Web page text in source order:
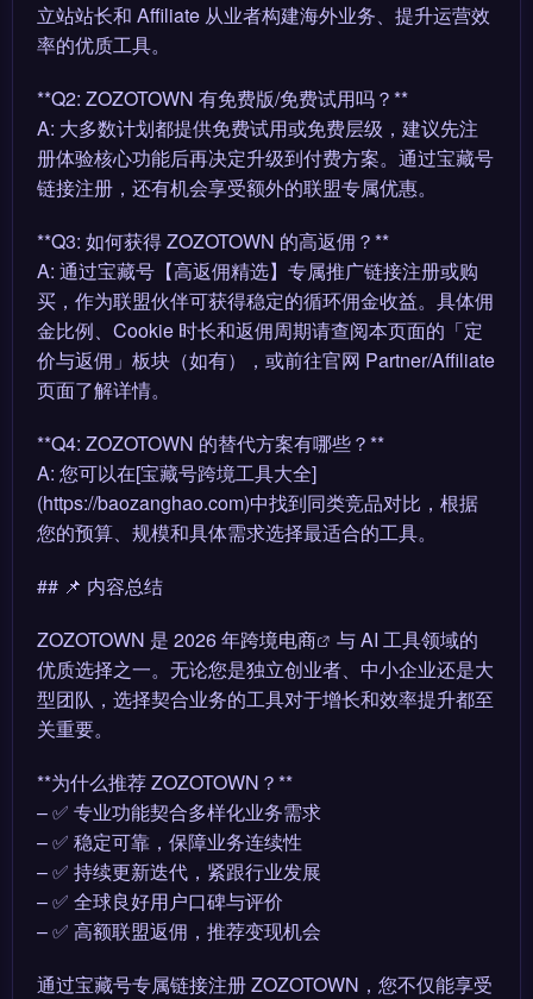
立站站长和 Affiliate 从业者构建海外业务、提升运营效
率的优质工具。
**Q2: ZOZOTOWN 有免费版/免费试用吗？**
A: 大多数计划都提供免费试用或免费层级，建议先注
册体验核心功能后再决定升级到付费方案。通过宝藏号
链接注册，还有机会享受额外的联盟专属优惠。
**Q3: 如何获得 ZOZOTOWN 的高返佣？**
A: 通过宝藏号【高返佣精选】专属推广链接注册或购
买，作为联盟伙伴可获得稳定的循环佣金收益。具体佣
金比例、Cookie 时长和返佣周期请查阅本页面的「定
价与返佣」板块（如有），或前往官网 Partner/Affiliate
页面了解详情。
**Q4: ZOZOTOWN 的替代方案有哪些？**
A: 您可以在[宝藏号跨境工具大全]
(https://baozanghao.com)中找到同类竞品对比，根据
您的预算、规模和具体需求选择最适合的工具。
## 📌 内容总结
ZOZOTOWN 是 2026 年跨境电商
与 AI 工具领域的
优质选择之一。无论您是独立创业者、中小企业还是大
型团队，选择契合业务的工具对于增长和效率提升都至
关重要。
**为什么推荐 ZOZOTOWN？**
– ✅ 专业功能契合多样化业务需求
– ✅ 稳定可靠，保障业务连续性
– ✅ 持续更新迭代，紧跟行业发展
– ✅ 全球良好用户口碑与评价
– ✅ 高额联盟返佣，推荐变现机会
通过宝藏号专属链接注册 ZOZOTOWN，您不仅能享受